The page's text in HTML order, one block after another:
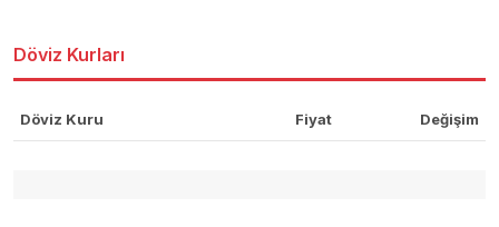
Döviz Kurları
Döviz Kuru Fiyat Değişim